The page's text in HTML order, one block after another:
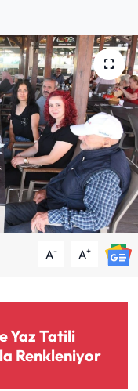
A- A+
Yaz Tatili
Renkleniyor